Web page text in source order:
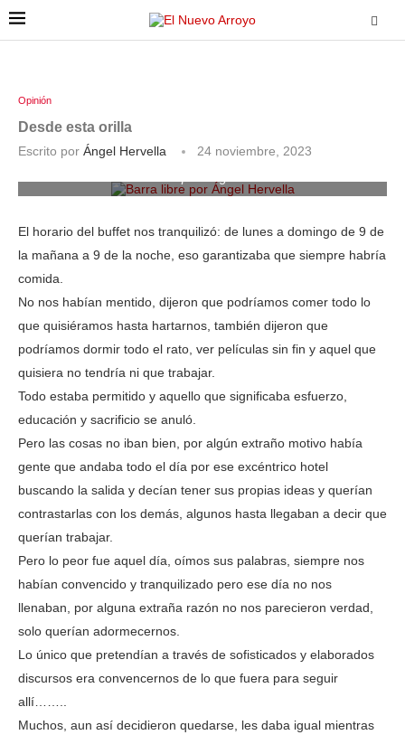
Opinión
Desde esta orilla
Escrito por Ángel Hervella
24 noviembre, 2023
El horario del buffet nos tranquilizó: de lunes a domingo de 9 de
la mañana a 9 de la noche, eso garantizaba que siempre habría
comida.
No nos habían mentido, dijeron que podríamos comer todo lo
que quisiéramos hasta hartarnos, también dijeron que
podríamos dormir todo el rato, ver películas sin fin y aquel que
quisiera no tendría ni que trabajar.
Todo estaba permitido y aquello que significaba esfuerzo,
educación y sacrificio se anuló.
Pero las cosas no iban bien, por algún extraño motivo había
gente que andaba todo el día por ese excéntrico hotel
buscando la salida y decían tener sus propias ideas y querían
contrastarlas con los demás, algunos hasta llegaban a decir que
querían trabajar.
Pero lo peor fue aquel día, oímos sus palabras, siempre nos
habían convencido y tranquilizado pero ese día no nos
llenaban, por alguna extraña razón no nos parecieron verdad,
solo querían adormecernos.
Lo único que pretendían a través de sofisticados y elaborados
discursos era convencernos de lo que fuera para seguir
allí……..
Muchos, aun así decidieron quedarse, les daba igual mientras